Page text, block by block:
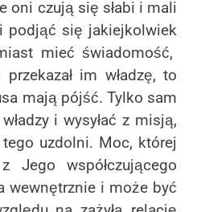
oni czują się słabi i mali
podjąć się jakiejkolwiek
mieć świadomość,
im władzę, to
mają pójść. Tylko sam
i wysyłać z misją,
uzdolni. Moc, której
Jego współczującego
wewnętrznie i może być